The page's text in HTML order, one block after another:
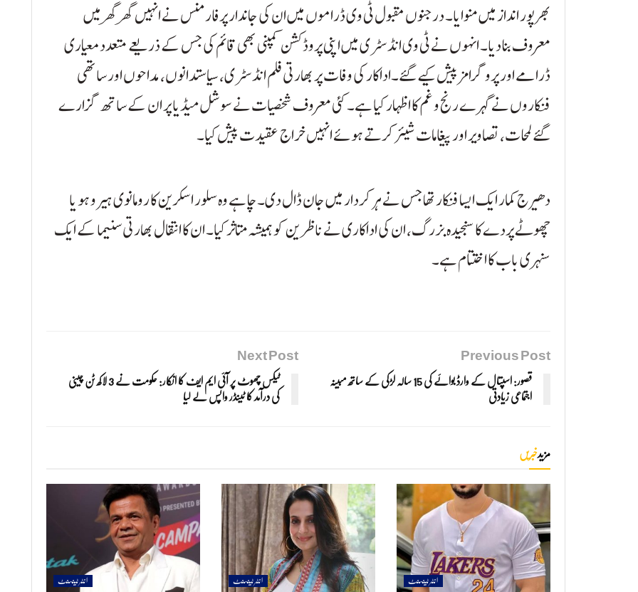
بھرپور انداز میں منوایا۔ درجنوں مقبول ٹی وی ڈراموں میں ان کی جاندار پرفارمنس نے انہیں گھر گھر میں
معروف بنا دیا۔ انہوں نے ٹی وی انڈسٹری میں اپنی پروڈکشن کمپنی بھی قائم کی جس کے ذریعے متعدد معیاری
ڈرامے اور پروگرامز پیش کیے گئے۔اداکار کی وفات پر بھارتی فلم انڈسٹری، سیاستدانوں، مداحوں اور ساتھی
فنکاروں نے گہرے رنج و غم کا اظہار کیا ہے۔ کئی معروف شخصیات نے سوشل میڈیا پر ان کے ساتھ گزارے
گئے لمحات، تصاویر اور پیغامات شیئر کرتے ہوئے انہیں خراج عقیدت پیش کیا۔
دھیرج کمار ایک ایسا فنکار تھا جس نے ہر کردار میں جان ڈال دی۔ چاہے وہ سلور اسکرین کا رومانوی ہیرو ہو یا
چھوٹے پردے کا سنجیدہ بزرگ، ان کی اداکاری نے ناظرین کو ہمیشہ متاثر کیا۔ ان کا انتقال بھارتی سنیما کے ایک
سنہری باب کا اختتام ہے۔
Previous Post
قصور: اسپتال کے وارڈ بوائے کی 15 سالہ لڑکی کے ساتھ مبینہ
اجتماعی زیادتی
Next Post
ٹیکس چھوٹ پر آئی ایم ایف کا انکار: حکومت نے 3 لاکھ ٹن چینی
کی درآمد کا ٹینڈر واپس لے لیا
مزیدخبریں
انٹرٹینمنٹ انٹرٹینمنٹ انٹرٹینمنٹ